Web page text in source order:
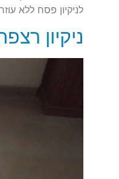
לניקיון פסח ללא
ניקיון